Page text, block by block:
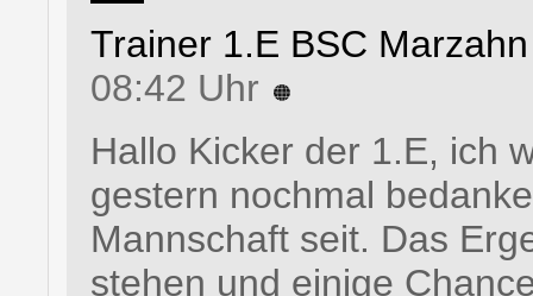
Trainer 1.E BSC Marzahn
08:42 Uhr
Hallo Kicker der 1.E, ich
gestern nochmal
Mannschaft seit. Das
stehen und einige